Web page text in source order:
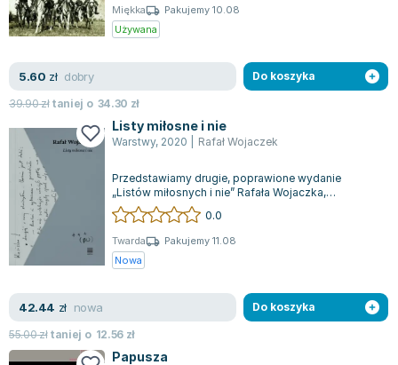
Miękka
Pakujemy 10.08
Używana
5.60 zł dobry
39.90złtaniej o 34.30 zł
Do koszyka
Listy miłosne i nie
Warstwy, 2020 Rafał Wojaczek
Przedstawiamy drugie, poprawione wydanie
„Listów miłosnych i nie” Rafała Wojaczka,
opracowane przez prof. Stanisława Beresia we ws...
0.0
Twarda
Pakujemy 11.08
Nowa
42.44 zł nowa
55.00złtaniej o 12.56 zł
Do koszyka
Papusza